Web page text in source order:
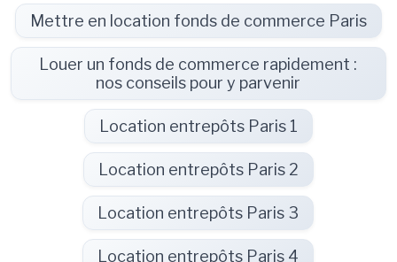
Mettre en location fonds de commerce Paris
Louer un fonds de commerce rapidement :
nos conseils pour y parvenir
Location entrepôts Paris 1
Location entrepôts Paris 2
Location entrepôts Paris 3
Location entrepôts Paris 4